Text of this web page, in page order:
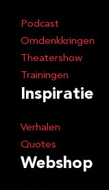
Podcast
Omdenkkringen
Theatershow
Trainingen
Inspiratie
Verhalen
Quotes
Webshop